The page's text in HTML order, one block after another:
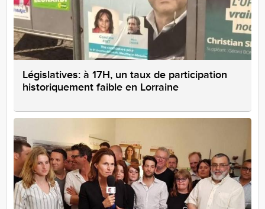
Législatives: à 17H, un taux de participation
historiquement faible en Lorraine